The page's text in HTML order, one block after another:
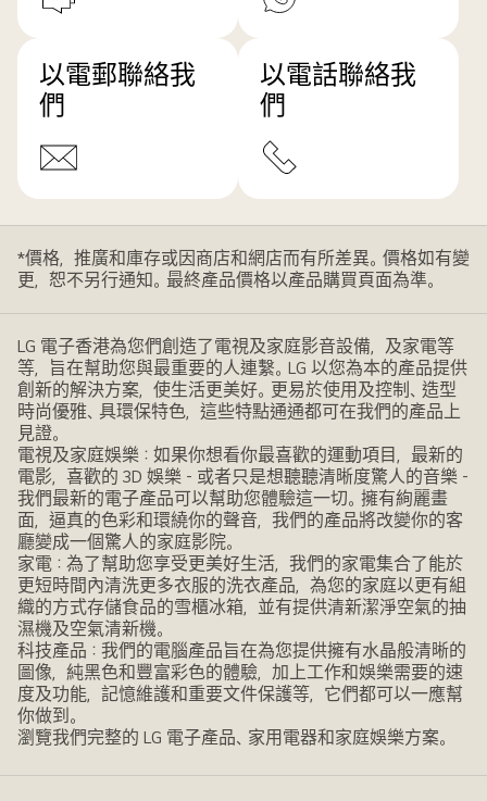
以電郵聯絡我
們
以電話聯絡我
們
*價格，推廣和庫存或因商店和網店而有所差異。價格如有變
更，恕不另行通知。最終產品價格以產品購買頁面為準。
LG 電子香港為您們創造了電視及家庭影音設備，及家電等
等，旨在幫助您與最重要的人連繫。LG 以您為本的產品提供
創新的解決方案，使生活更美好。更易於使用及控制、造型
時尚優雅、具環保特色，這些特點通通都可在我們的產品上
見證。
電視及家庭娛樂：如果你想看你最喜歡的運動項目，最新的
電影，喜歡的 3D 娛樂 - 或者只是想聽聽清晰度驚人的音樂 -
我們最新的電子產品可以幫助您體驗這一切。擁有絢麗畫
面，逼真的色彩和環繞你的聲音，我們的產品將改變你的客
廳變成一個驚人的家庭影院。
家電：為了幫助您享受更美好生活，我們的家電集合了能於
更短時間內清洗更多衣服的洗衣產品，為您的家庭以更有組
織的方式存儲食品的雪櫃冰箱，並有提供清新潔淨空氣的抽
濕機及空氣清新機。
科技產品：我們的電腦產品旨在為您提供擁有水晶般清晰的
圖像，純黑色和豐富彩色的體驗，加上工作和娛樂需要的速
度及功能，記憶維護和重要文件保護等，它們都可以一應幫
你做到。
瀏覽我們完整的 LG 電子產品、家用電器和家庭娛樂方案。